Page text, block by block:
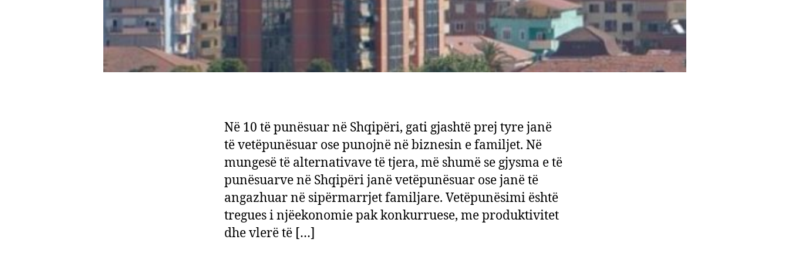
Në 10 të punësuar në Shqipëri, gati gjashtë prej tyre janë
të vetëpunësuar ose punojnë në biznesin e familjet. Në
mungesë të alternativave të tjera, më shumë se gjysma e të
punësuarve në Shqipëri janë vetëpunësuar ose janë të
angazhuar në sipërmarrjet familjare. Vetëpunësimi është
tregues i njëekonomie pak konkurruese, me produktivitet
dhe vlerë të […]